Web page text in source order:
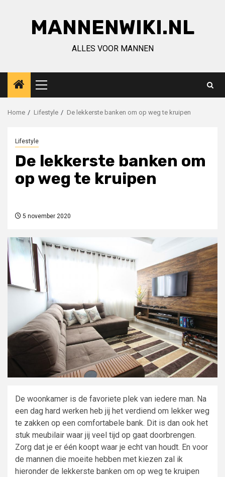
MANNENWIKI.NL
ALLES VOOR MANNEN
Primair
menu
Home Lifestyle De lekkerste banken om op weg te kruipen
Lifestyle
De lekkerste banken om
op weg te kruipen
5 november 2020
De woonkamer is de favoriete plek van iedere man. Na
een dag hard werken heb jij het verdiend om lekker weg
te zakken op een comfortabele bank. Dit is dan ook het
stuk meubilair waar jij veel tijd op gaat doorbrengen.
Zorg dat je er één koopt waar je echt van houdt. En voor
de mannen die moeite hebben met kiezen zal ik
hieronder de lekkerste banken om op weg te kruipen